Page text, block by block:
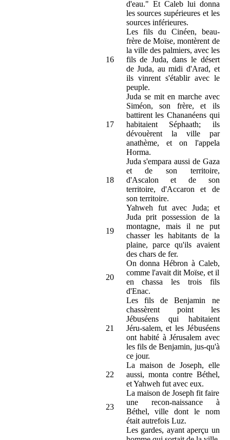
d'eau." Et Caleb lui donna
les sources supérieures et les
sources inférieures.
16
Les fils du Cinéen, beau-
frère de Moïse, montèrent de
la ville des palmiers, avec les
fils de Juda, dans le désert
de Juda, au midi d'Arad, et
ils vinrent s'établir avec le
peuple.
17
Juda se mit en marche avec
Siméon, son frère, et ils
battirent les Chananéens qui
habitaient Séphaath; ils
dévouèrent la ville par
anathème, et on l'appela
Horma.
18
Juda s'empara aussi de Gaza
et de son territoire,
d'Ascalon et de son
territoire, d'Accaron et de
son territoire.
19
Yahweh fut avec Juda; et
Juda prit possession de la
montagne, mais il ne put
chasser les habitants de la
plaine, parce qu'ils avaient
des chars de fer.
20
On donna Hébron à Caleb,
comme l'avait dit Moïse, et il
en chassa les trois fils
d'Enac.
21
Les fils de Benjamin ne
chassèrent point les
Jébuséens qui habitaient
Jéru-salem, et les Jébuséens
ont habité à Jérusalem avec
les fils de Benjamin, jus-qu'à
ce jour.
22
La maison de Joseph, elle
aussi, monta contre Béthel,
et Yahweh fut avec eux.
23
La maison de Joseph fit faire
une recon-naissance à
Béthel, ville dont le nom
était autrefois Luz.
Les gardes, ayant aperçu un